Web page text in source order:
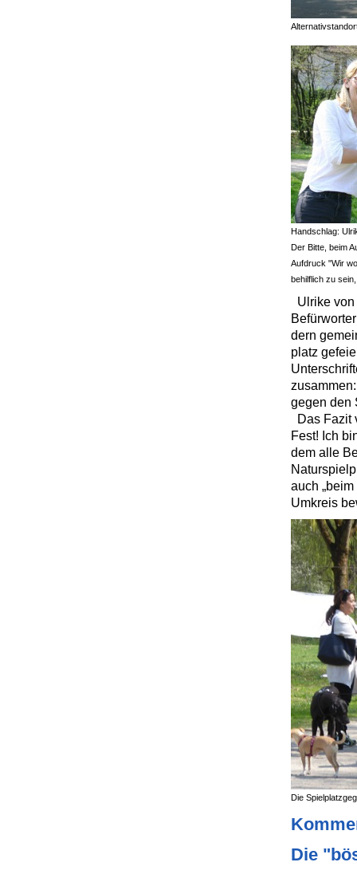
Handschlag:
Der Bitte, beim
Aufdruck "Wir
behilflich zu
Ulrike
dern
platz
gegen den
Das Fazit
Fest! Ich
dem alle
auch
Umkreis
Die
Die